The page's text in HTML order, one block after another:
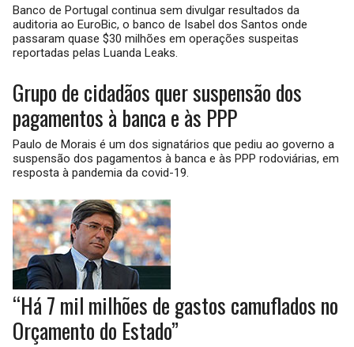
Banco de Portugal continua sem divulgar resultados da
auditoria ao EuroBic, o banco de Isabel dos Santos onde
passaram quase $30 milhões em operações suspeitas
reportadas pelas Luanda Leaks.
Grupo de cidadãos quer suspensão dos
pagamentos à banca e às PPP
Paulo de Morais é um dos signatários que pediu ao governo a
suspensão dos pagamentos à banca e às PPP rodoviárias, em
resposta à pandemia da covid-19.
“Há 7 mil milhões de gastos camuflados no
Orçamento do Estado”